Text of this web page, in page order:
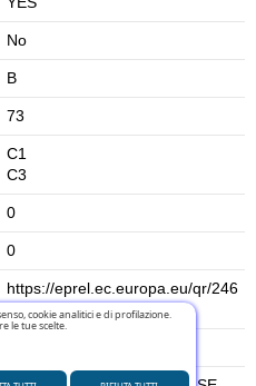
No
B
73
C1
C3
0
0
https://eprel.ec.europa.eu/qr/246
3627cookie analitici e di profilazione.
le tue scelte.